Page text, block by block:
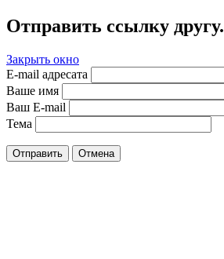
Отправить ссылку другу.
Закрыть окно
E-mail адресата
Ваше имя
Ваш E-mail
Тема
Отправить Отмена